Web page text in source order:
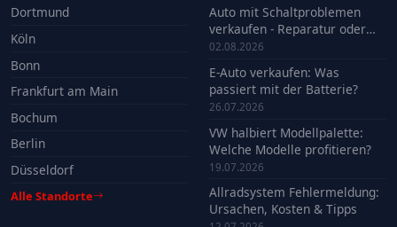
Dortmund
Köln
Bonn
Frankfurt am Main
Bochum
Berlin
Düsseldorf
Alle Standorte
Auto mit Schaltproblemen
verkaufen - Reparatur oder
Verkauf?
02.08.2026
E-Auto verkaufen: Was
passiert mit der Batterie?
26.07.2026
VW halbiert Modellpalette:
Welche Modelle profitieren?
19.07.2026
Allradsystem Fehlermeldung:
Ursachen, Kosten & Tipps